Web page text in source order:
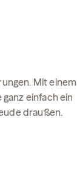
Mit einem
einfach ein
draußen.